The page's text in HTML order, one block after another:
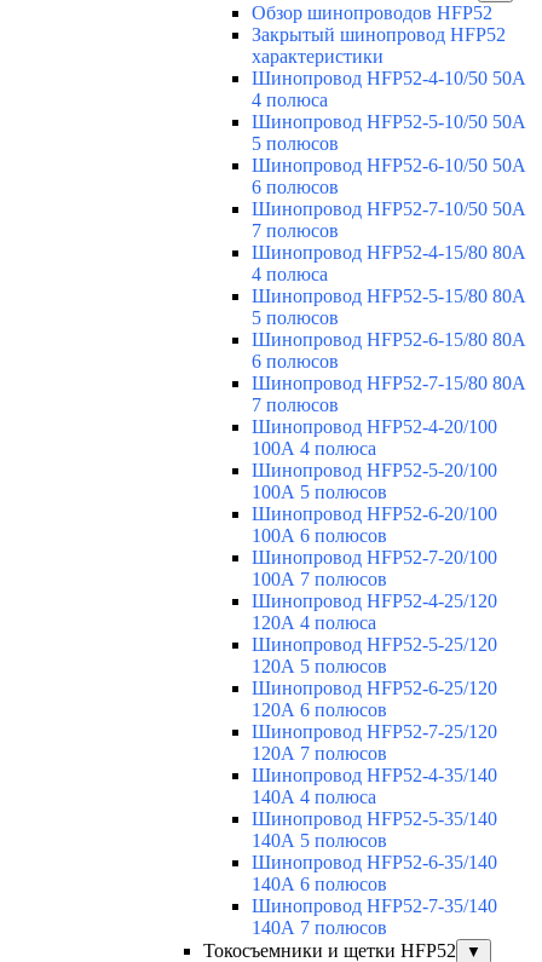
Обзор шинопроводов HFP52
Закрытый шинопровод HFP52
характеристики
Шинопровод HFP52-4-10/50 50A
4 полюса
Шинопровод HFP52-5-10/50 50А
5 полюсов
Шинопровод HFP52-6-10/50 50А
6 полюсов
Шинопровод HFP52-7-10/50 50А
7 полюсов
Шинопровод HFP52-4-15/80 80A
4 полюса
Шинопровод HFP52-5-15/80 80А
5 полюсов
Шинопровод HFP52-6-15/80 80А
6 полюсов
Шинопровод HFP52-7-15/80 80А
7 полюсов
Шинопровод HFP52-4-20/100
100А 4 полюса
Шинопровод HFP52-5-20/100
100А 5 полюсов
Шинопровод HFP52-6-20/100
100А 6 полюсов
Шинопровод HFP52-7-20/100
100А 7 полюсов
Шинопровод HFP52-4-25/120
120А 4 полюса
Шинопровод HFP52-5-25/120
120А 5 полюсов
Шинопровод HFP52-6-25/120
120А 6 полюсов
Шинопровод HFP52-7-25/120
120А 7 полюсов
Шинопровод HFP52-4-35/140
140А 4 полюса
Шинопровод HFP52-5-35/140
140А 5 полюсов
Шинопровод HFP52-6-35/140
140А 6 полюсов
Шинопровод HFP52-7-35/140
140А 7 полюсов
Токосъемники и щетки HFP52
▼